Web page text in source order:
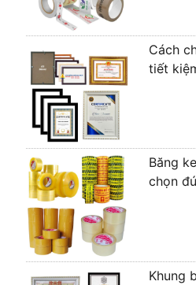
Cách
tiết
Băng
chọn
Khung